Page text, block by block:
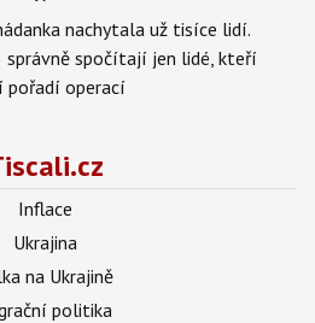
nachytala už tisíce lidí.
správně spočítají jen lidé, kteří
pořadí operací
Inflace
Ukrajina
na Ukrajině
politika